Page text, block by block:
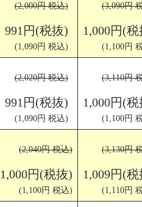
(2,000円 税込)
991円(税抜)
(1,090円 税込)
(3,090円
1,000円(
(1,100円
(2,020円 税込)
991円(税抜)
(1,090円 税込)
(3,110円
1,000円(
(1,100円
(2,040円 税込)
1,000円(税抜)
(1,100円 税込)
(3,130円
1,009円(
(1,110円